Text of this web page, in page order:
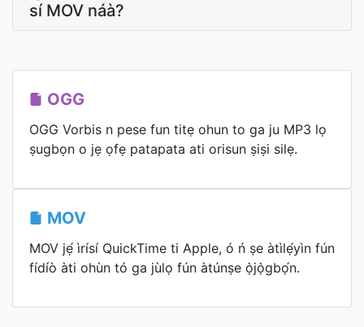
sí MOV náà?
OGG
OGG Vorbis n pese fun titẹ ohun to ga ju MP3 lọ
ṣugbọn o jẹ ọfẹ patapata ati orisun ṣiṣi silẹ.
MOV
MOV jẹ́ ìrísí QuickTime ti Apple, ó ń ṣe àtìlẹ́yìn fún
fídíò àti ohùn tó ga jùlọ fún àtúnṣe ọ̀jọ̀gbọ́n.